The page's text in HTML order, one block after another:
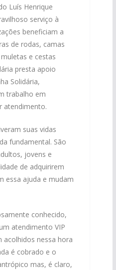
Luís Henrique
serviço à
beneficiam a
de rodas, camas
e cestas
presta apoio
Solidária,
trabalho em
atendimento.
suas vidas
fundamental. São
jovens e
de adquirirem
essa ajuda e mudam
conhecido,
atendimento VIP
acolhidos nessa hora
é cobrado e o
mas, é claro,